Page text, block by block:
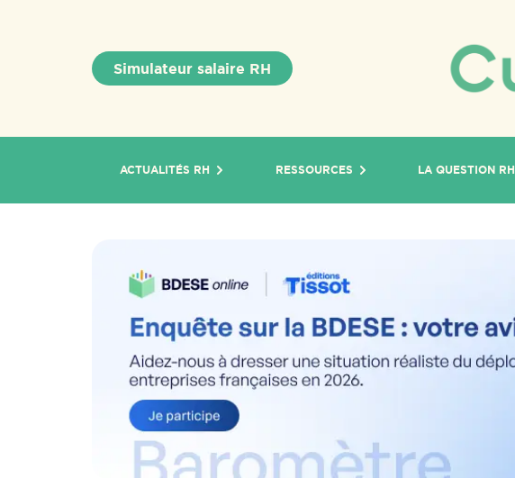
Simulateur salaire RH
ACTUALITÉS RH RESSOURCES LA QUESTION RH